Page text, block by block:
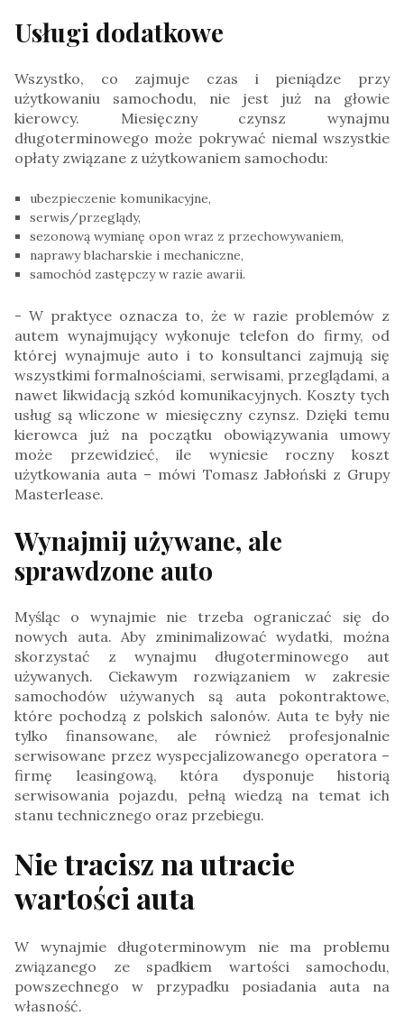
Usługi dodatkowe
Wszystko, co zajmuje czas i pieniądze przy
użytkowaniu samochodu, nie jest już na głowie
kierowcy. Miesięczny czynsz wynajmu
długoterminowego może pokrywać niemal wszystkie
opłaty związane z użytkowaniem samochodu:
ubezpieczenie komunikacyjne,
serwis/przeglądy,
sezonową wymianę opon wraz z przechowywaniem,
naprawy blacharskie i mechaniczne,
samochód zastępczy w razie awarii.
­- W praktyce oznacza to, że w razie problemów z
autem wynajmujący wykonuje telefon do firmy, od
której wynajmuje auto i to konsultanci zajmują się
wszystkimi formalnościami, serwisami, przeglądami, a
nawet likwidacją szkód komunikacyjnych. Koszty tych
usług są wliczone w miesięczny czynsz. Dzięki temu
kierowca już na początku obowiązywania umowy
może przewidzieć, ile wyniesie roczny koszt
użytkowania auta – mówi Tomasz Jabłoński z Grupy
Masterlease.
Wynajmij używane, ale
sprawdzone auto
Myśląc o wynajmie nie trzeba ograniczać się do
nowych auta. Aby zminimalizować wydatki, można
skorzystać z wynajmu długoterminowego aut
używanych. Ciekawym rozwiązaniem w zakresie
samochodów używanych są auta pokontraktowe,
które pochodzą z polskich salonów. Auta te były nie
tylko finansowane, ale również profesjonalnie
serwisowane przez wyspecjalizowanego operatora –
firmę leasingową, która dysponuje historią
serwisowania pojazdu, pełną wiedzą na temat ich
stanu technicznego oraz przebiegu.
Nie tracisz na utracie
wartości auta
W wynajmie długoterminowym nie ma problemu
związanego ze spadkiem wartości samochodu,
powszechnego w przypadku posiadania auta na
własność.